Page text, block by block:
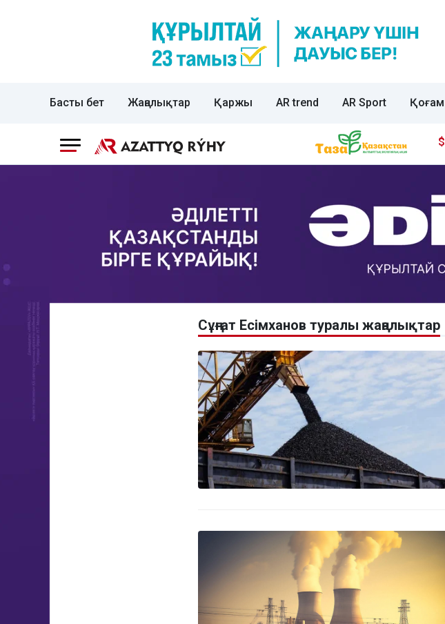
Басты бет Жаңалықтар Қаржы AR trend AR Sport Қоғам
$
Сұңғат Есімханов туралы жаңалықтар